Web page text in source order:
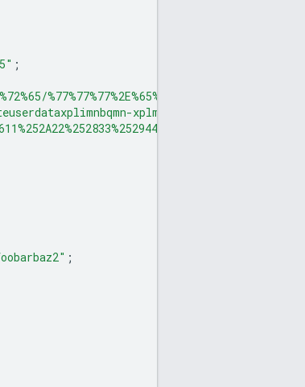
;
%72%65/%77%77%77%2E%65%
252A22%252833%252944_55%252B"
;